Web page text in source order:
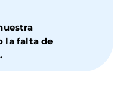
la falta de